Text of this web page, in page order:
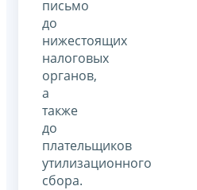
письмо
до
нижестоящих
налоговых
органов,
а
также
до
плательщиков
утилизационного
сбора.